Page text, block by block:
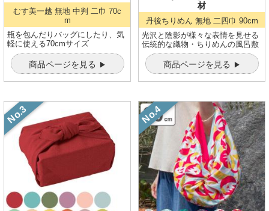
むす美一越 無地 中判 二巾 70c
m
瓶を包んだりバッグにしたり、気
軽に使える70cmサイズ
商品ページを見る
材
丹後ちりめん 無地 二四巾 90cm
光沢と陰影が様々な表情を見せる
伝統的な織物・ちりめんの風呂敷
商品ページを見る